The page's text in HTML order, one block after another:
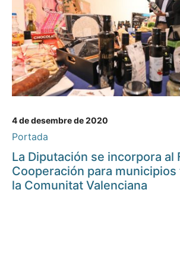
4 de desembre de 2020
Portada
La Diputación se incorpora al
Cooperación para
la Comunitat Valenciana